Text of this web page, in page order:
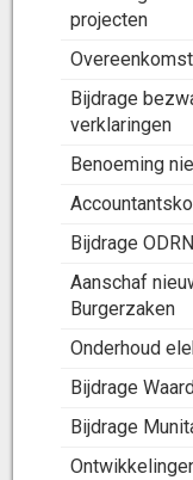
projecten
Bijdrage
verklaringen
Benoeming
Bijdrage ODRN
Aanschaf
Burgerzaken
Onderhoud
Bijdrage
Bijdrage